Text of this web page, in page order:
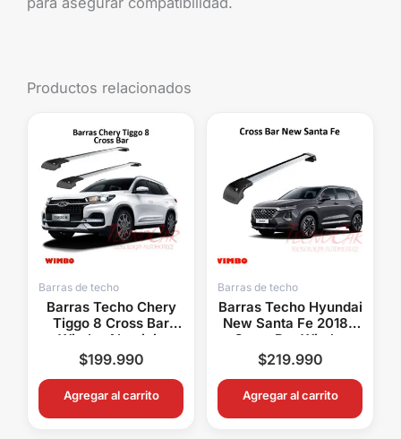
Productos relacionados
Barras de techo
Barras Techo Chery
Tiggo 8 Cross Bar
Wimbo Aluminio
Portaequipaje
$199.990
Agregar al carrito
Barras de techo
Barras Techo Hyundai
New Santa Fe 2018+
Cross Bar Wimbo
Aluminio Con Llave
$219.990
Agregar al carrito